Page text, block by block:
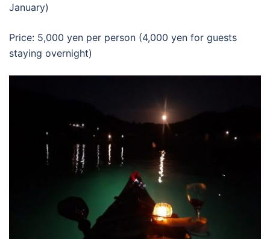
January)
Price: 5,000 yen per person (4,000 yen for guests
staying overnight)